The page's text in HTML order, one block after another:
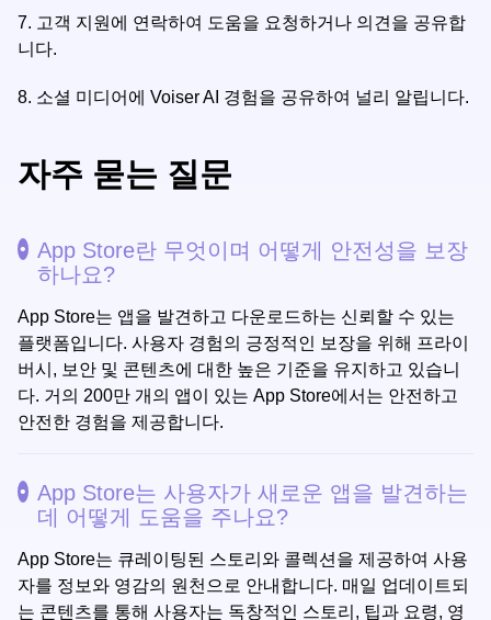
7. 고객 지원에 연락하여 도움을 요청하거나 의견을 공유합
니다.
8. 소셜 미디어에 Voiser AI 경험을 공유하여 널리 알립니다.
자주 묻는 질문
App Store란 무엇이며 어떻게 안전성을 보장
하나요?
App Store는 앱을 발견하고 다운로드하는 신뢰할 수 있는
플랫폼입니다. 사용자 경험의 긍정적인 보장을 위해 프라이
버시, 보안 및 콘텐츠에 대한 높은 기준을 유지하고 있습니
다. 거의 200만 개의 앱이 있는 App Store에서는 안전하고
안전한 경험을 제공합니다.
App Store는 사용자가 새로운 앱을 발견하는
데 어떻게 도움을 주나요?
App Store는 큐레이팅된 스토리와 콜렉션을 제공하여 사용
자를 정보와 영감의 원천으로 안내합니다. 매일 업데이트되
는 콘텐츠를 통해 사용자는 독창적인 스토리, 팁과 요령, 영